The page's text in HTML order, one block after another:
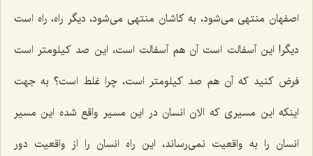
اصفهان منتهی می‌شود، به کاشان منتهی می‌شود، دیگر راه، راه است
دیگر! این آسفالت است آن هم آسفالت است، این صد کیلومتر است
فرض کنید که آن هم صد کیلومتر است، چرا غلط است؟ به جهت
اینکه این مسیری که الان انسان در این مسیر واقع شده این مسیر
انسان را به واقعیت نمی‌رساند، این راه انسان را از واقعیت دور